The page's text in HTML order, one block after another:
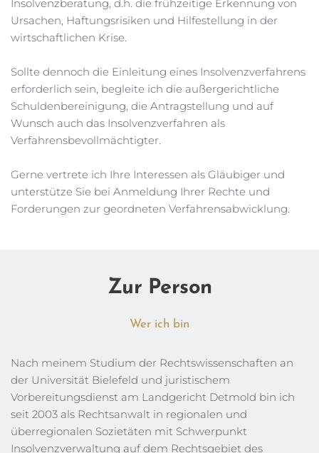
Insolvenzberatung, d.h. die frühzeitige Erkennung von
Ursachen, Haftungsrisiken und Hilfestellung in der
wirtschaftlichen Krise.
Sollte dennoch die Einleitung eines Insolvenzverfahrens
erforderlich sein, begleite ich die außergerichtliche
Schuldenbereinigung, die Antragstellung und auf
Wunsch auch das Insolvenzverfahren als
Verfahrensbevollmächtigter.
Gerne vertrete ich Ihre Interessen als Gläubiger und
unterstütze Sie bei Anmeldung Ihrer Rechte und
Forderungen zur geordneten Verfahrensabwicklung.
Zur Person
Wer ich bin
Nach meinem Studium der Rechtswissenschaften an
der Universität Bielefeld und juristischem
Vorbereitungsdienst am Landgericht Detmold bin ich
seit 2003 als Rechtsanwalt in regionalen und
überregionalen Sozietäten mit Schwerpunkt
Insolvenzverwaltung auf dem Rechtsgebiet des